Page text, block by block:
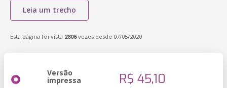
Leia um trecho
Esta página foi vista 2806vezes desde 07/05/2020
Versão
impressa R$ 45,10